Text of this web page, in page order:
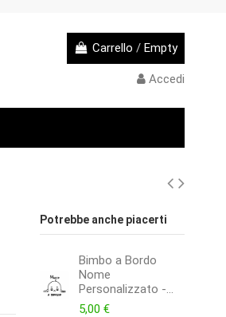
Carrello / Empty
Accedi
Potrebbe anche piacerti
Bimbo a Bordo
Nome
Personalizzato -...
5,00 €